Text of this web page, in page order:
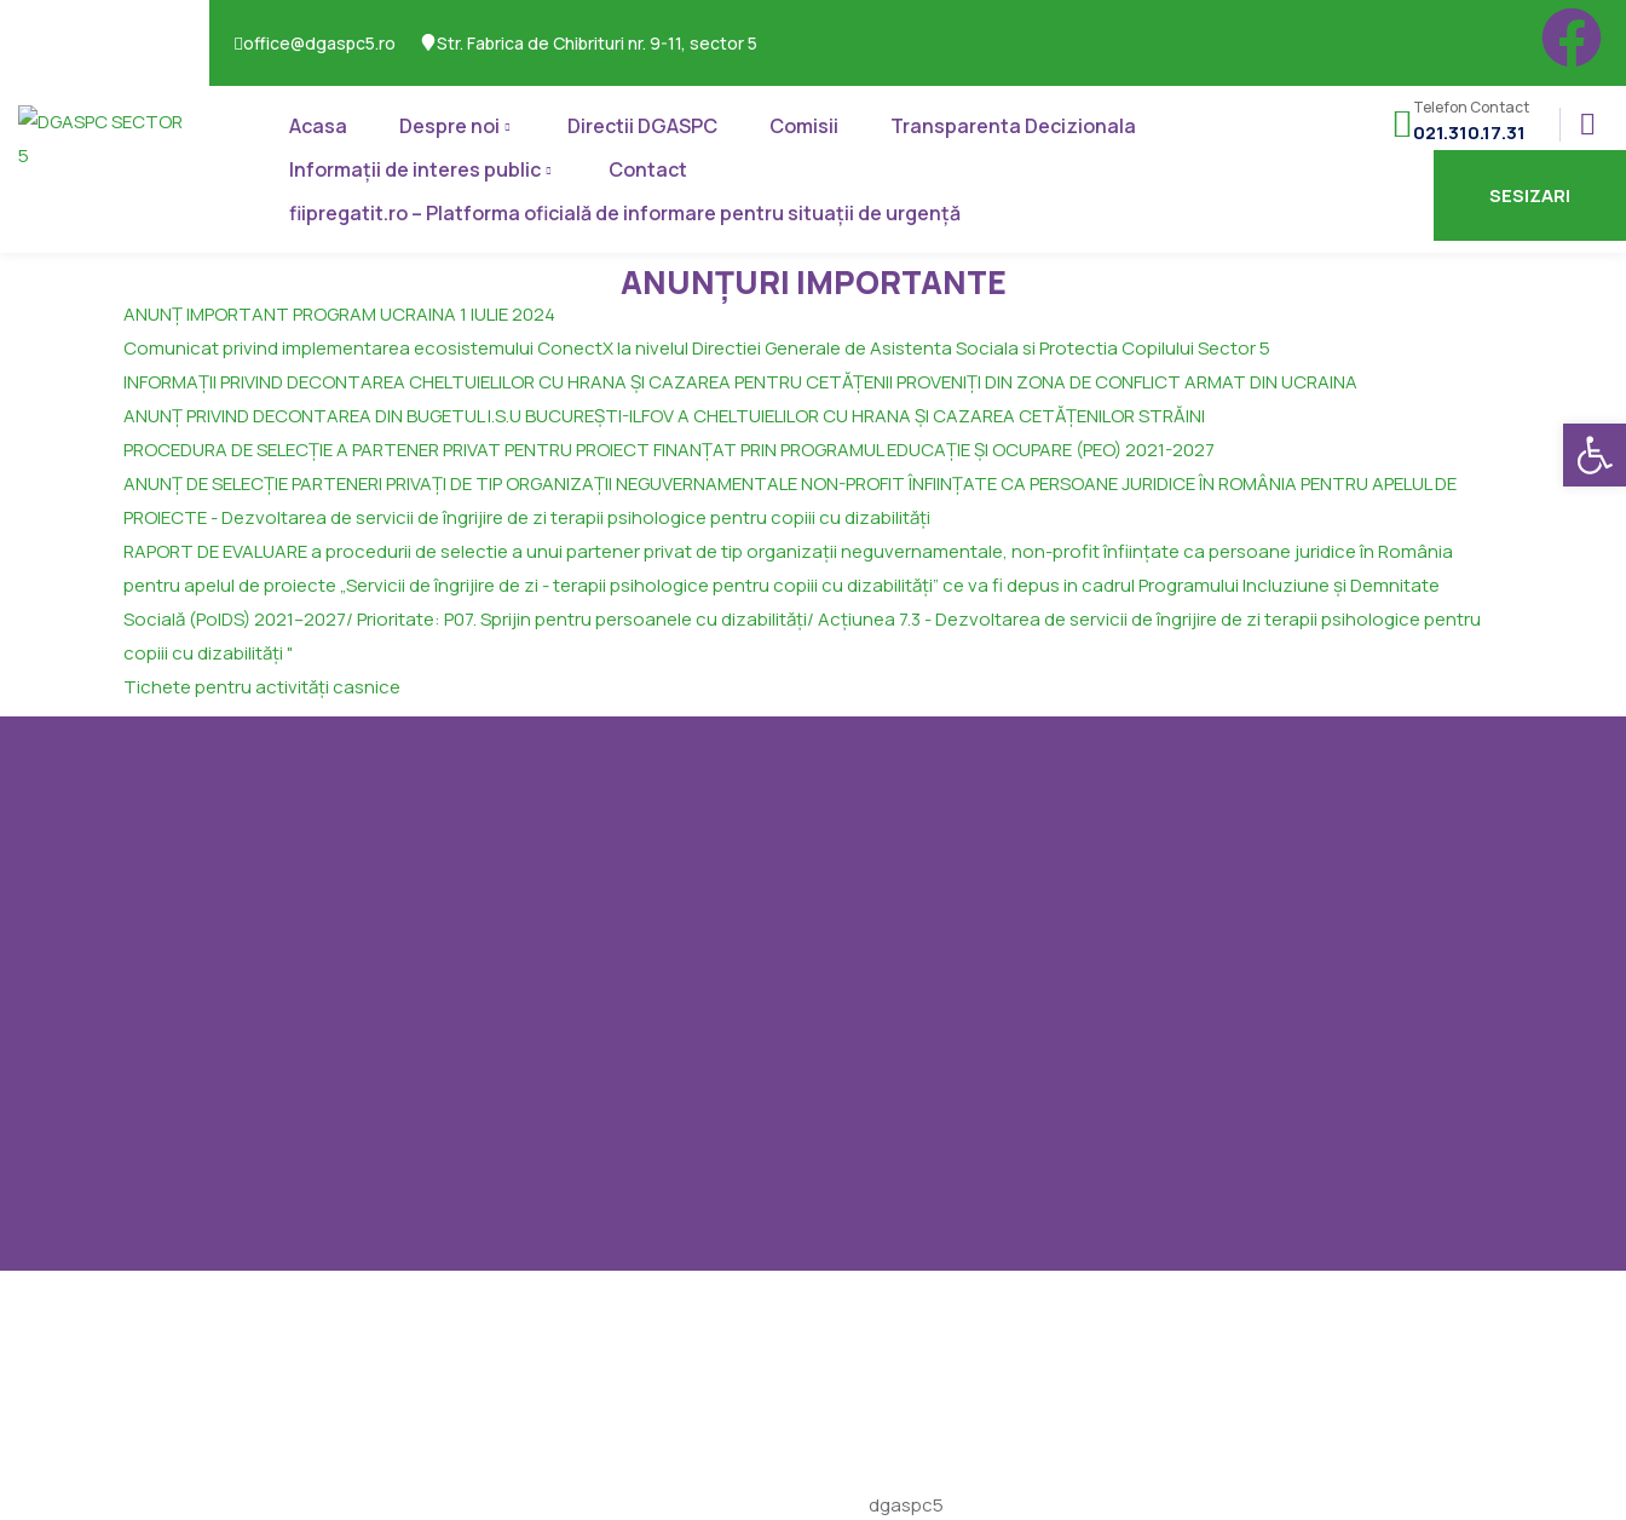
office@dgaspc5.ro Str. Fabrica de Chibrituri nr. 9-11, sector 5
Acasa Despre noi Directii DGASPC Comisii
Transparenta Decizionala
Informații de interes public
Contact
fiipregatit.ro – Platforma oficială de informare pentru situații de urgență
Telefon Contact
021.310.17.31
SESIZARI
ANUNȚURI IMPORTANTE
ANUNȚ IMPORTANT PROGRAM UCRAINA 1 IULIE 2024
Comunicat privind implementarea ecosistemului ConectX la nivelul Directiei Generale de Asistenta Sociala si Protectia Copilului Sector 5
INFORMAȚII PRIVIND DECONTAREA CHELTUIELILOR CU HRANA ȘI CAZAREA PENTRU CETĂȚENII PROVENIȚI DIN ZONA DE CONFLICT ARMAT DIN UCRAINA
ANUNȚ PRIVIND DECONTAREA DIN BUGETUL I.S.U BUCUREŞTI-ILFOV A CHELTUIELILOR CU HRANA ŞI CAZAREA CETĂŢENILOR STRĂINI
PROCEDURA DE SELECȚIE A PARTENER PRIVAT PENTRU PROIECT FINANŢAT PRIN PROGRAMUL EDUCAȚIE ȘI OCUPARE (PEO) 2021-2027
ANUNȚ DE SELECȚIE PARTENERI PRIVAȚI DE TIP ORGANIZAȚII NEGUVERNAMENTALE NON-PROFIT ÎNFIINȚATE CA PERSOANE JURIDICE ÎN ROMÂNIA PENTRU APELUL DE
PROIECTE - Dezvoltarea de servicii de îngrijire de zi terapii psihologice pentru copiii cu dizabilități
RAPORT DE EVALUARE a procedurii de selectie a unui partener privat de tip organizații neguvernamentale, non-profit înființate ca persoane juridice în România
pentru apelul de proiecte „Servicii de îngrijire de zi - terapii psihologice pentru copiii cu dizabilități” ce va fi depus in cadrul Programului Incluziune și Demnitate
Socială (PoIDS) 2021–2027/ Prioritate: P07. Sprijin pentru persoanele cu dizabilități/ Acțiunea 7.3 - Dezvoltarea de servicii de îngrijire de zi terapii psihologice pentru
copiii cu dizabilități "
Tichete pentru activități casnice
dgaspc5